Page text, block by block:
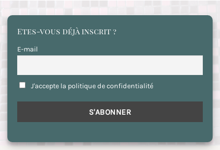
Etes-vous déjà inscrit ?
E-mail
J'accepte la politique de confidentialité